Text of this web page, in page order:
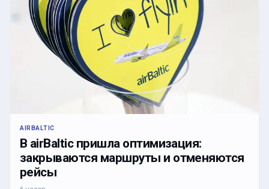
AIRBALTIC
В airBaltic пришла оптимизация:
закрываются маршруты и отменяются
рейсы